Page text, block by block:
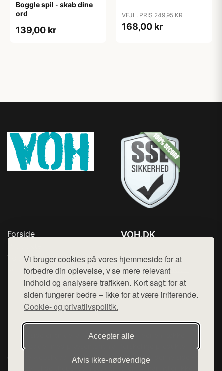
Vi bruger cookies på vores hjemmeside for at
forbedre din oplevelse, vise mere relevant
indhold og analysere trafikken. Kort sagt: for at
siden fungerer bedre – ikke for at være irriterende.
Cookie- og privatlivspolitik.
Accepter alle
Afvis ikke‑nødvendige
Boggle spil - skab dine
ord
139,00 kr
VEJL. PRIS 249,95 KR
168,00 kr
Forside
Top Rabatter
Kontakt
VOH.DK
Mail: hej@want.dk
Cookie- og privatlivspolitik
Denne side er en del af want.dk, der udgiver en række
hjemmesider med præsentation af forskellige produkter fra
diverse webshops. Der sælges ikke varer fra denne side - vi
henviser til de shops, som sælger varen. Vi har heller ikke